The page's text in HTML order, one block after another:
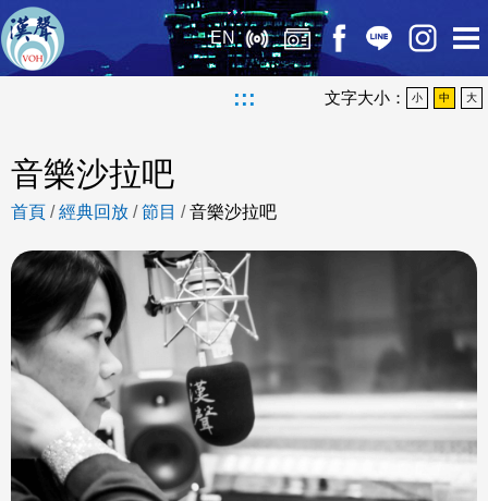
EN
::: 文字大小： 小 中 大
音樂沙拉吧
首頁 /經典回放 /節目 /音樂沙拉吧